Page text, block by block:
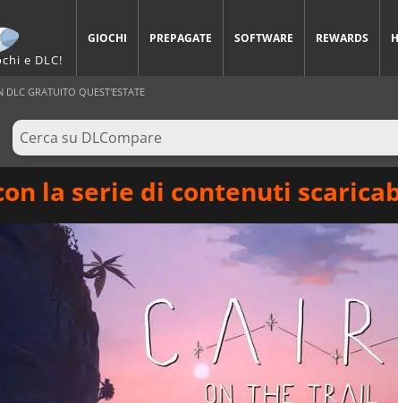
e DLC!
GIOCHI PREPAGATE SOFTWARE REWARDS
DLC GRATUITO QUEST'ESTATE
la serie di contenuti